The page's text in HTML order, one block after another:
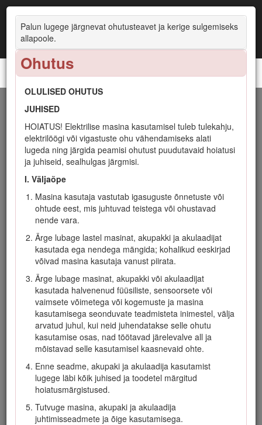
Palun lugege järgnevat ohutusteavet ja kerige sulgemiseks
allapoole.
Ohutus
OLULISED OHUTUS
JUHISED
HOIATUS! Elektrilise masina kasutamisel tuleb tulekahju,
elektrilöögi või vigastuste ohu vähendamiseks alati
lugeda ning järgida peamisi ohutust puudutavaid hoiatusi
ja juhiseid, sealhulgas järgmisi.
I. Väljaõpe
Masina kasutaja vastutab igasuguste õnnetuste või
ohtude eest, mis juhtuvad teistega või ohustavad
nende vara.
Ärge lubage lastel masinat, akupakki ja akulaadijat
kasutada ega nendega mängida; kohalikud eeskirjad
võivad masina kasutaja vanust piirata.
Ärge lubage masinat, akupakki või akulaadijat
kasutada halvenenud füüsiliste, sensoorsete või
vaimsete võimetega või kogemuste ja masina
kasutamisega seonduvate teadmisteta inimestel, välja
arvatud juhul, kui neid juhendatakse selle ohutu
kasutamise osas, nad töötavad järelevalve all ja
mõistavad selle kasutamisel kaasnevaid ohte.
Enne seadme, akupaki ja akulaadija kasutamist
lugege läbi kõik juhised ja toodetel märgitud
hoiatusmärgistused.
Tutvuge masina, akupaki ja akulaadija
juhtimisseadmete ja õige kasutamisega.
48 cm 60 V Super Recycler®
Sissejuhatus
See pöörleva teraga järelkõnnitav niiduk on mõeldud
koduomanikele. See on loodud peamiselt hästi hooldatud
elamukinnistute muruplatsidel muru niitmiseks. See ei ole
otstarbeks. Masinas kasutatakse Toro Flex-Force liitiumioon-
akupakki mudel 81860 (mis on kaasas mudeliga 21848),
81850 või 81875, kasutada saab ka akupakki mudel 81825.
Neid akupakke võib laadida ainult akulaaduri mudelitega
81802 (mis on kaasas mudeliga 21848) või 81805. Nende
toodete kasutamine muudel kui ettenähtud
kasutusotstarvetel võib osutuda ohtlikuks teile ja
kõrvalseisjatele.
Mudel 21848T ei sisalda akut ega akulaadijat.
Toote õigeks kasutamiseks ja hooldamiseks ning vigastuste
ja toote kahjustamise vältimiseks lugege seda teavet
tähelepanelikult. Teie vastutate toote nõuetekohase ja ohutu
kasutamise eest.
Lisainformatsiooni, sealhulgas ohutusnõuannete,
koolitusmaterjalide, lisaseadmete, edasimüüja leidmise või
toote registreerimise kohta leiate veebisaidilt www.toro.com.
Kui vajate hooldust, Toro originaalvaruosi või lisainfot, võtke
ühendust volitatud hooldusfirmaga või Toro
klienditeenindusega ning vaadake valmis toote mudel ja